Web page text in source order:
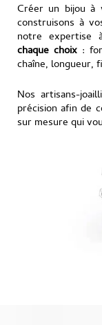
Créer un bijou à
construisons à
notre expertise
chaque choix :
chaîne, longueur,
Nos artisans-
précision afin de
sur mesure qui